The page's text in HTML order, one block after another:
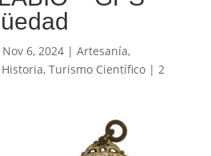
Nov 6, 2024| Artesanía,
Historia, Turismo Científico| 2